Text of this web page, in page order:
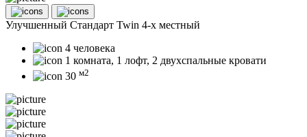
Улучшенный Стандарт Twin 4-х местный
4 человека
1 комната, 1 лофт, 2 двухспальные кровати
30 м2